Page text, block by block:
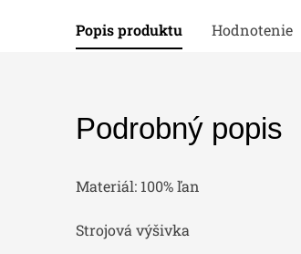
Popis produktu Hodnotenie
Podrobný popis
Materiál: 100% ľan
Strojová výšivka